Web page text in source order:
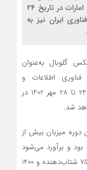
برگزاری نمایشگاه جیتکس گلوبال در امارات در تاریخ 24
و فناوری ایران نیز به
گلوبال به‌عنوان
اطلاعات و
ارتباطات از 176 کشور جهان در تاریخ 24 تا 28 مهر 1402 در
شد.
دوره میزبان بیش از
کشور خواهد بود و برآورد می‌شود
170 هزار بازدیدکننده، هزار سرمایه‌گذار، 75 شتاب‌دهنده و 1400